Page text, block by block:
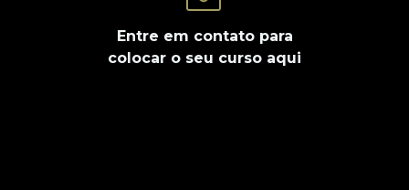
Entre em contato para
colocar o seu curso aqui